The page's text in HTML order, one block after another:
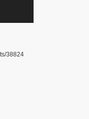
38824